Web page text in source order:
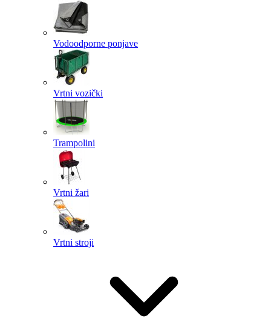
Vodoodporne ponjave
Vrtni vozički
Trampolini
Vrtni žari
Vrtni stroji